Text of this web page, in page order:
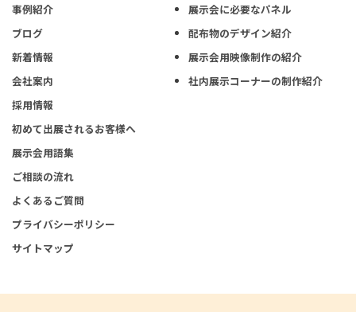
事例紹介
ブログ
新着情報
会社案内
採用情報
展示会に必要なパネル
配布物のデザイン紹介
展示会用映像制作の紹介
社内展示コーナーの制作紹介
初めて出展されるお客様へ
展示会用語集
ご相談の流れ
よくあるご質問
プライバシーポリシー
サイトマップ